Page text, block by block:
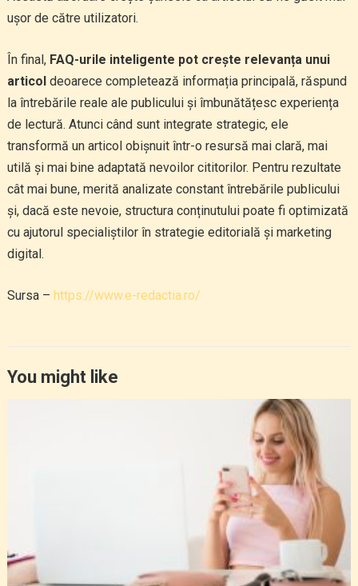
ușor de către utilizatori.
În final, FAQ-urile inteligente pot crește relevanța unui
articoldeoarece completează informația principală, răspund
la întrebările reale ale publicului și îmbunătățesc experiența
de lectură. Atunci când sunt integrate strategic, ele
transformă un articol obișnuit într-o resursă mai clară, mai
utilă și mai bine adaptată nevoilor cititorilor. Pentru rezultate
cât mai bune, merită analizate constant întrebările publicului
și, dacă este nevoie, structura conținutului poate fi optimizată
cu ajutorul specialiștilor în strategie editorială și marketing
digital.
Sursa – https://www.e-redactia.ro/
You might like